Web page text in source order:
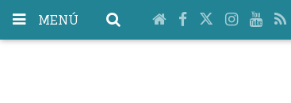
MENÚ